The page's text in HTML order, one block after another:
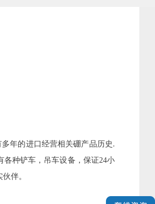
年的进口经营相关硼产品历史.
各种铲车，吊车设备，保证24小
伴。